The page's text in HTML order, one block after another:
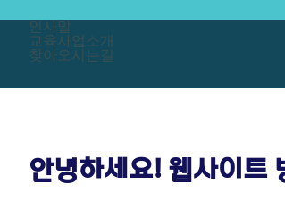
인사말
교육사업소개
찾아오시는길
안녕하세요! 웹사이트